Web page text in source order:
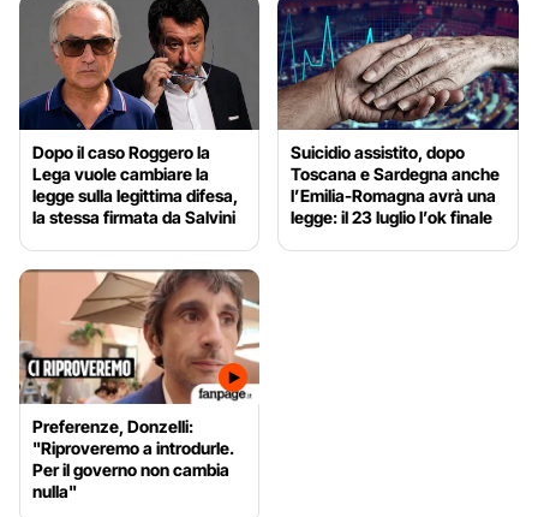
Dopo il caso Roggero la
Lega vuole cambiare la
legge sulla legittima difesa,
la stessa firmata da Salvini
Suicidio assistito, dopo
Toscana e Sardegna anche
l’Emilia-Romagna avrà una
legge: il 23 luglio l’ok finale
Preferenze, Donzelli:
"Riproveremo a introdurle.
Per il governo non cambia
nulla"